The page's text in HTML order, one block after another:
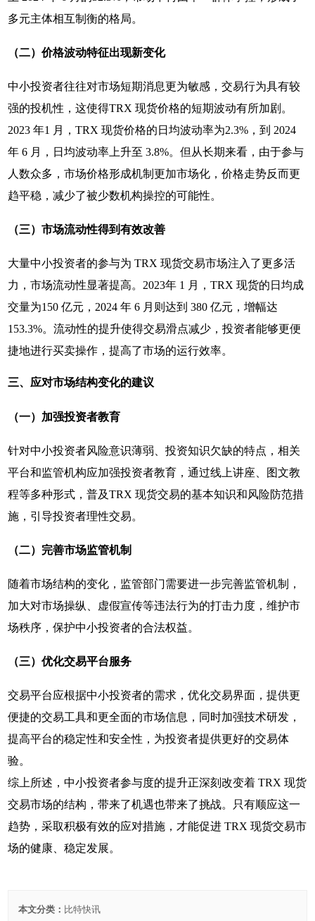
多元主体相互制衡的格局。
（二）价格波动特征出现新变化
中小投资者往往对市场短期消息更为敏感，交易行为具有较
强的投机性，这使得TRX 现货价格的短期波动有所加剧。
2023 年1 月，TRX 现货价格的日均波动率为2.3%，到 2024
年 6 月，日均波动率上升至 3.8%。但从长期来看，由于参与
人数众多，市场价格形成机制更加市场化，价格走势反而更
趋平稳，减少了被少数机构操控的可能性。
（三）市场流动性得到有效改善
大量中小投资者的参与为 TRX 现货交易市场注入了更多活
力，市场流动性显著提高。2023年 1 月，TRX 现货的日均成
交量为150 亿元，2024 年 6 月则达到 380 亿元，增幅达
153.3%。流动性的提升使得交易滑点减少，投资者能够更便
捷地进行买卖操作，提高了市场的运行效率。
三、应对市场结构变化的建议
（一）加强投资者教育
针对中小投资者风险意识薄弱、投资知识欠缺的特点，相关
平台和监管机构应加强投资者教育，通过线上讲座、图文教
程等多种形式，普及TRX 现货交易的基本知识和风险防范措
施，引导投资者理性交易。
（二）完善市场监管机制
随着市场结构的变化，监管部门需要进一步完善监管机制，
加大对市场操纵、虚假宣传等违法行为的打击力度，维护市
场秩序，保护中小投资者的合法权益。
（三）优化交易平台服务
交易平台应根据中小投资者的需求，优化交易界面，提供更
便捷的交易工具和更全面的市场信息，同时加强技术研发，
提高平台的稳定性和安全性，为投资者提供更好的交易体
验。
综上所述，中小投资者参与度的提升正深刻改变着 TRX 现货
交易市场的结构，带来了机遇也带来了挑战。只有顺应这一
趋势，采取积极有效的应对措施，才能促进 TRX 现货交易市
场的健康、稳定发展。
本文分类： 比特快讯